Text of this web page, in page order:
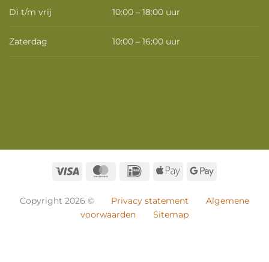
Di t/m vrij 10:00 – 18:00 uur
Zaterdag 10:00 – 16:00 uur
Visa MasterCard
IDeal
Apple
Google
Copyright 2026 © Privacy statement
Algemene
voorwaarden
Sitemap